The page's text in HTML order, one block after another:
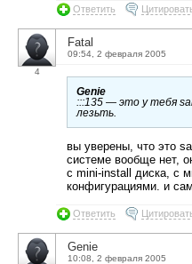
Ответить
4
Fatal
09:54, 2 февраля 2005
Genie
:::135 — это у тебя
лезьть.
вы уверены, что это
системе вообще нет,
с mini-install диска, с
конфигурациями. и
Ответить
Genie
10:08, 2 февраля 2005